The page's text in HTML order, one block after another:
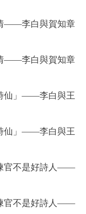
——李白與賀知章
——李白與賀知章
仙」——李白與王
仙」——李白與王
官不是好詩人——
官不是好詩人——